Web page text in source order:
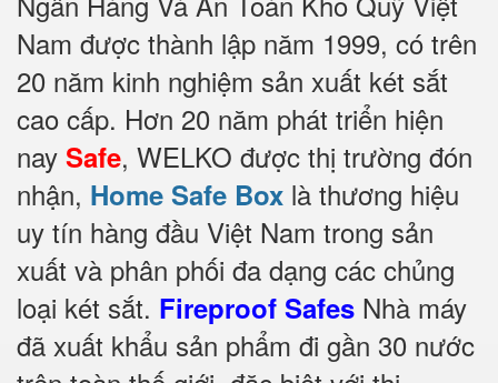
Nam được thành lập năm 1999, có trên
20 năm kinh nghiệm sản xuất két sắt
cao cấp. Hơn 20 năm phát triển hiện
nay Safe, WELKO được thị trường đón
nhận, Home Safe Box là thương hiệu
uy tín hàng đầu Việt Nam trong sản
xuất và phân phối đa dạng các chủng
loại két sắt. Fireproof Safes Nhà máy
đã xuất khẩu sản phẩm đi gần 30 nước